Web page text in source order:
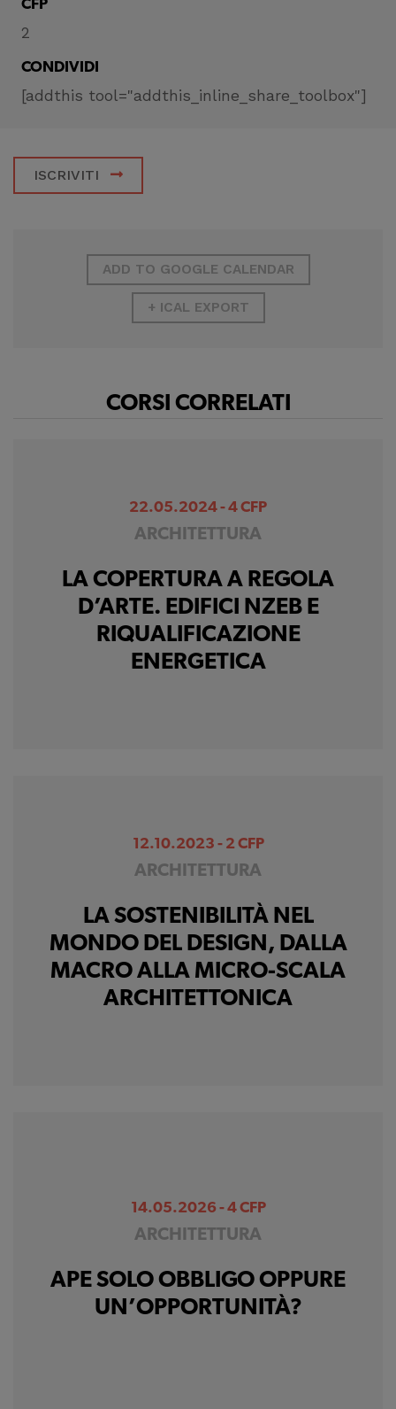
CFP
2
CONDIVIDI
[addthis tool="addthis_inline_share_toolbox"]
ISCRIVITI
ADD TO GOOGLE CALENDAR
+ ICAL EXPORT
CORSI CORRELATI
22.05.2024 - 4 CFP
ARCHITETTURA
LA COPERTURA A REGOLA
D’ARTE. EDIFICI NZEB E
RIQUALIFICAZIONE
ENERGETICA
12.10.2023 - 2 CFP
ARCHITETTURA
LA SOSTENIBILITÀ NEL
MONDO DEL DESIGN, DALLA
MACRO ALLA MICRO-SCALA
ARCHITETTONICA
14.05.2026 - 4 CFP
ARCHITETTURA
APE SOLO OBBLIGO OPPURE
UN’OPPORTUNITÀ?